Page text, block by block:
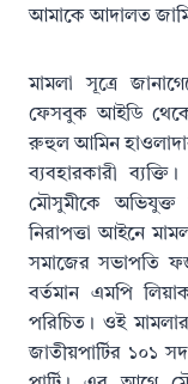
আমাকে আদালত জামিন
মামলা সূত্রে
ফেসবুক আইডি থেকে
রুহুল আমিন
ব্যবহারকারী
মৌসুমীকে অভিযুক্ত
নিরাপত্তা আইনে
সমাজের সভাপতি
বর্তমান এমপি
পরিচিত। ওই
জাতীয়পার্টির ১০১